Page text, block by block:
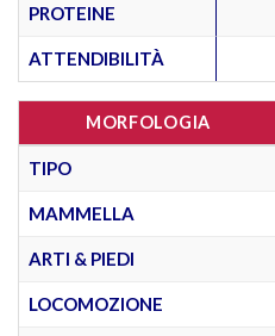
PROTEINE
ATTENDIBILITÀ
MORFOLOGIA
TIPO
MAMMELLA
ARTI & PIEDI
LOCOMOZIONE